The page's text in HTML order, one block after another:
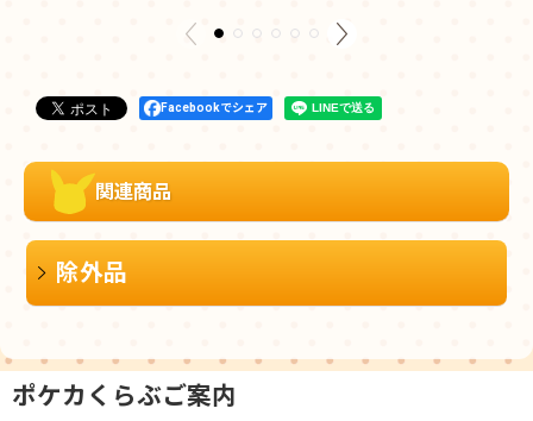
Facebookでシェア
関連商品
除外品
ポケカくらぶご案内